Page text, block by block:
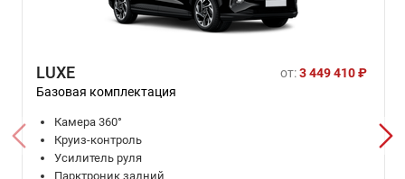
LUXE от:3 449 410 ₽
Базовая комплектация
Камера 360°
Круиз-контроль
Усилитель руля
Парктроник задний